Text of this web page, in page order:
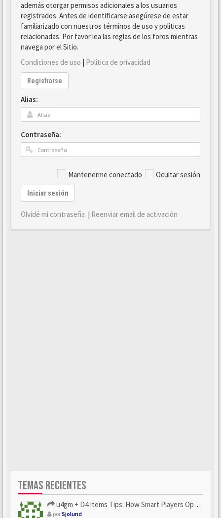
además otorgar permisos adicionales a los usuarios
registrados. Antes de identificarse asegúrese de estar
familiarizado con nuestros términos de uso y políticas
relacionadas. Por favor lea las reglas de los foros mientras
navega por el Sitio.
Condiciones de uso | Política de privacidad
Registrarse
Alias:
Contraseña:
Mantenerme conectado Ocultar sesión
Iniciar sesión
Olvidé mi contraseña | Reenviar email de activación
TEMAS RECIENTES
u4gm + D4 Items Tips: How Smart Players Optimize Gear, Build...
porSjolund